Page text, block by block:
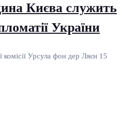
Києва служить
України
комісії Урсула фон дер Ляєн 15